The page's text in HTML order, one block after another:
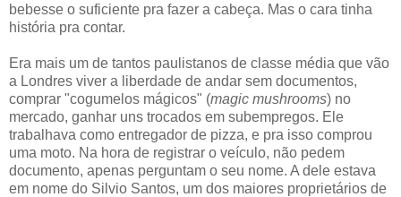
bebesse o suficiente pra fazer a cabeça. Mas o cara tinha
história pra contar.
Era mais um de tantos paulistanos de classe média que vão
a Londres viver a liberdade de andar sem documentos,
comprar "cogumelos mágicos" (magic mushrooms) no
mercado, ganhar uns trocados em subempregos. Ele
trabalhava como entregador de pizza, e pra isso comprou
uma moto. Na hora de registrar o veículo, não pedem
documento, apenas perguntam o seu nome. A dele estava
em nome do Silvio Santos, um dos maiores proprietários de